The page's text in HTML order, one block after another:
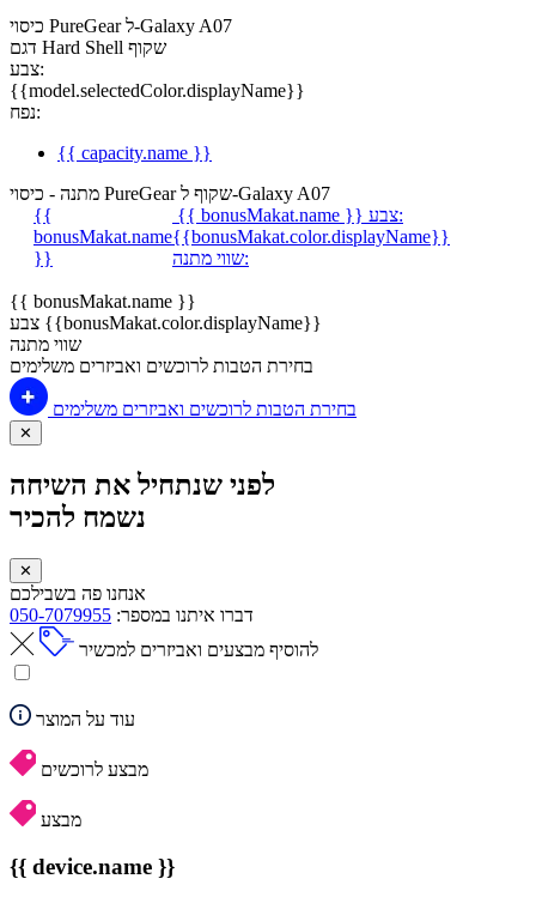
כיסוי PureGear ל-Galaxy A07
דגם Hard Shell שקוף
צבע:
{{model.selectedColor.displayName}}
נפח:
{{ capacity.name }}
מתנה - כיסוי PureGear שקוף ל-Galaxy A07
{{
bonusMakat.name
}}
{{ bonusMakat.name }}
צבע:
{{bonusMakat.color.displayName}}
שווי מתנה:
{{ bonusMakat.name }}
צבע {{bonusMakat.color.displayName}}
שווי מתנה
בחירת הטבות לרוכשים ואביזרים משלימים
בחירת הטבות לרוכשים ואביזרים משלימים
✕
לפני שנתחיל את השיחה
נשמח להכיר
✕
אנחנו פה בשבילכם
דברו איתנו במספר: 050-7079955
להוסיף מבצעים ואביזרים למכשיר
עוד על המוצר
מבצע לרוכשים
מבצע
{{ device.name }}